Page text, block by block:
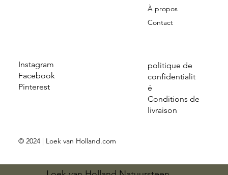
Instagram
Facebook
Pinterest
politique de
confidentialit
é
Conditions de
livraison
À propos
Contact
© 2024 | Loek van Holland.com